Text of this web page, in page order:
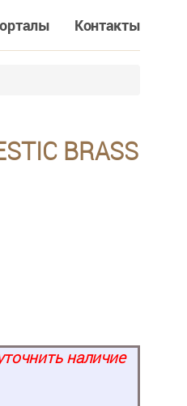
Контакты
BRASS
наличие